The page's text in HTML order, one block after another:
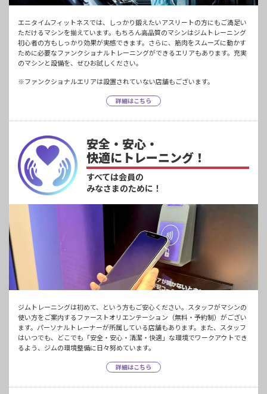
エニタイムフィットネスでは、しっかり鍛えたいアスリートの方にもご満足い
ただけるマシンを揃えています。もちろん高品質のマシンはジムトレーニング
初心者の方もしっかり効果が実感できます。さらに、筋肉をスムーズに動かす
ために必要なファンクショナルトレーニングができるエリアもあります。充実
のマシンと設備を、ぜひお試しください。
※ファンクショナルエリアは設置されていない店舗もございます。
詳細はこちら
安全・安心・
快適にトレーニング！
すべては会員の
みなさまのために！
ジムトレーニングは初めて、という方もご安心ください。スタッフがマシンの
使い方をご案内するファーストオリエンテーション（無料・予約制）がござい
ます。パーソナルトレーナーが所属している店舗もあります。また、スタッフ
はいつでも、どこでも「安全・安心・清潔・快適」な環境でワークアウトでき
るよう、ジムの環境整備に日々努めています。
詳細はこちら